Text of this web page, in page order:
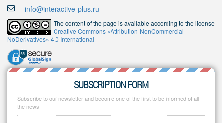
info@interactive-plus.ru
The content of the page is available according to the license
Creative Commons «Attribution-NonCommercial-
NoDerivatives» 4.0 International
SUBSCRIPTION FORM
Subscribe to our newsletter and become one of the first to be informed of all
the news!